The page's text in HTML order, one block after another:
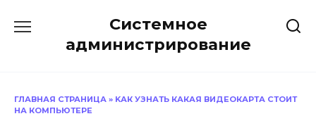
содержанию
Системное
администрирование
ГЛАВНАЯ СТРАНИЦА » KАК УЗНАТЬ КАКАЯ ВИДЕОКАРТА СТОИТ
НА КОМПЬЮТЕРЕ